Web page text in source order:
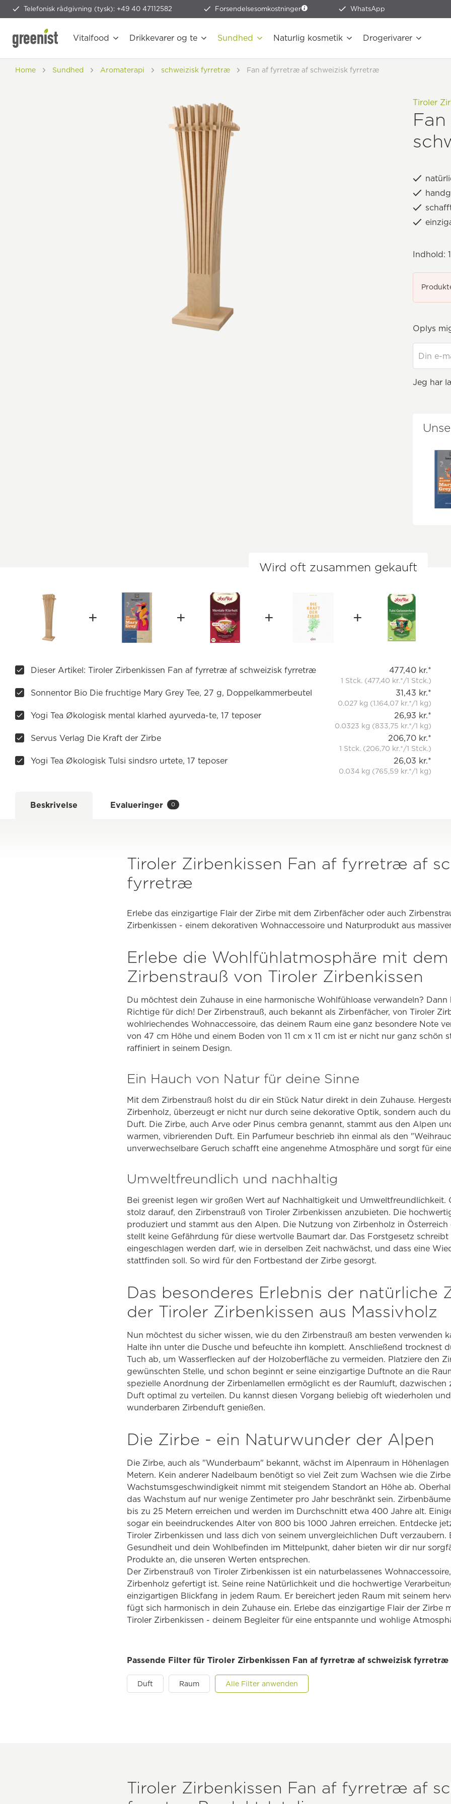
Telefonisk rådgivning (tysk): +49 40 47112582 Forsendelsesomkostninger WhatsApp
Vitalfood Drikkevarer og te Sundhed Naturlig kosmetik Drogerivarer
Home Sundhed Aromaterapi schweizisk fyrretræ Fan af fyrretræ af schweizisk fyrretræ
Tiroler
Indhold:
Oplys
Jeg har
Wird oft zusammen gekauft
Dieser Artikel: Tiroler Zirbenkissen Fan af fyrretræ af schweizisk fyrretræ 477,40 kr.*
1 Stck. (477,40 kr.*/1 Stck.)
Sonnentor Bio Die fruchtige Mary Grey Tee, 27 g, Doppelkammerbeutel 31,43 kr.*
0.027 kg (1.164,07 kr.*/1 kg)
Yogi Tea Økologisk mental klarhed ayurveda-te, 17 teposer 26,93 kr.*
0.0323 kg (833,75 kr.*/1 kg)
Servus Verlag Die Kraft der Zirbe 206,70 kr.*
1 Stck. (206,70 kr.*/1 Stck.)
Yogi Tea Økologisk Tulsi sindsro urtete, 17 teposer 26,03 kr.*
0.034 kg (765,59 kr.*/1 kg)
Beskrivelse Evalueringer 0
Tiroler Zirbenkissen Fan af fyrretræ af
fyrretræ
Erlebe das einzigartige Flair der Zirbe mit dem Zirbenfächer oder auch
Zirbenkissen - einem dekorativen Wohnaccessoire und Naturprodukt aus
Erlebe die Wohlfühlatmosphäre mit dem
Zirbenstrauß von Tiroler Zirbenkissen
Du möchtest dein Zuhause in eine harmonische Wohlfühloase verwandeln?
Richtige für dich! Der Zirbenstrauß, auch bekannt als Zirbenfächer, von Tiroler
wohlriechendes Wohnaccessoire, das deinem Raum eine ganz besondere Note
von 47 cm Höhe und einem Boden von 11 cm x 11 cm ist er nicht nur ganz schön
raffiniert in seinem Design.
Ein Hauch von Natur für deine Sinne
Mit dem Zirbenstrauß holst du dir ein Stück Natur direkt in dein Zuhause.
Zirbenholz, überzeugt er nicht nur durch seine dekorative Optik, sondern auch
Duft. Die Zirbe, auch Arve oder Pinus cembra genannt, stammt aus den Alpen
warmen, vibrierenden Duft. Ein Parfumeur beschrieb ihn einmal als den
unverwechselbare Geruch schafft eine angenehme Atmosphäre und sorgt für
Umweltfreundlich und nachhaltig
Bei greenist legen wir großen Wert auf Nachhaltigkeit und Umweltfreundlichkeit.
stolz darauf, den Zirbenstrauß von Tiroler Zirbenkissen anzubieten. Die
produziert und stammt aus den Alpen. Die Nutzung von Zirbenholz in
stellt keine Gefährdung für diese wertvolle Baumart dar. Das Forstgesetz schreibt
eingeschlagen werden darf, wie in derselben Zeit nachwächst, und dass eine
stattfinden soll. So wird für den Fortbestand der Zirbe gesorgt.
Das besonderes Erlebnis der natürliche
der Tiroler Zirbenkissen aus Massivholz
Nun möchtest du sicher wissen, wie du den Zirbenstrauß am besten verwenden
Halte ihn unter die Dusche und befeuchte ihn komplett. Anschließend trocknest
Tuch ab, um Wasserflecken auf der Holzoberfläche zu vermeiden. Platziere den
gewünschten Stelle, und schon beginnt er seine einzigartige Duftnote an die
spezielle Anordnung der Zirbenlamellen ermöglicht es der Raumluft, dazwischen
Duft optimal zu verteilen. Du kannst diesen Vorgang beliebig oft wiederholen
wunderbaren Zirbenduft genießen.
Die Zirbe - ein Naturwunder der Alpen
Die Zirbe, auch als "Wunderbaum" bekannt, wächst im Alpenraum in
Metern. Kein anderer Nadelbaum benötigt so viel Zeit zum Wachsen wie die
Wachstumsgeschwindigkeit nimmt mit steigendem Standort an Höhe ab.
das Wachstum auf nur wenige Zentimeter pro Jahr beschränkt sein.
bis zu 25 Metern erreichen und werden im Durchschnitt etwa 400 Jahre alt.
sogar ein beeindruckendes Alter von 800 bis 1000 Jahren erreichen. Entdecke
Tiroler Zirbenkissen und lass dich von seinem unvergleichlichen Duft verzaubern.
Gesundheit und dein Wohlbefinden im Mittelpunkt, daher bieten wir dir nur
Produkte an, die unseren Werten entsprechen.
Der Zirbenstrauß von Tiroler Zirbenkissen ist ein naturbelassenes
Zirbenholz gefertigt ist. Seine reine Natürlichkeit und die hochwertige
einzigartigen Blickfang in jedem Raum. Er bereichert jeden Raum mit seinem
fügt sich harmonisch in dein Zuhause ein. Erlebe das einzigartige Flair der Zirbe
Tiroler Zirbenkissen - deinem Begleiter für eine entspannte und wohlige
Passende Filter für Tiroler Zirbenkissen Fan af fyrretræ af schweizisk
Duft Raum Alle Filter anwenden
Tiroler Zirbenkissen Fan af fyrretræ af